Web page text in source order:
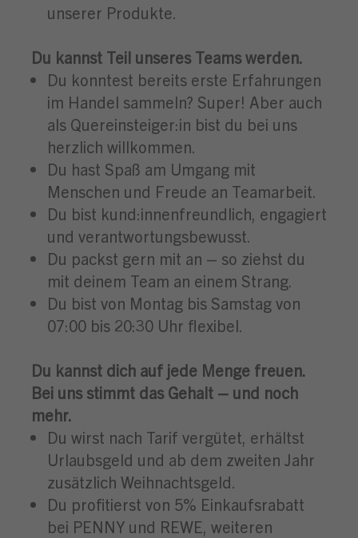
unserer Produkte.
Du kannst Teil unseres Teams werden.
Du konntest bereits erste Erfahrungen
im Handel sammeln? Super! Aber auch
als Quereinsteiger:in bist du bei uns
herzlich willkommen.
Du hast Spaß am Umgang mit
Menschen und Freude an Teamarbeit.
Du bist kund:innenfreundlich, engagiert
und verantwortungsbewusst.
Du packst gern mit an – so ziehst du
mit deinem Team an einem Strang.
Du bist von Montag bis Samstag von
07:00 bis 20:30 Uhr flexibel.
Du kannst dich auf jede Menge freuen.
Bei uns stimmt das Gehalt – und noch
mehr.
Du wirst nach Tarif vergütet, erhältst
Urlaubsgeld und ab dem zweiten Jahr
zusätzlich Weihnachtsgeld.
Du profitierst von 5% Einkaufsrabatt
bei PENNY und REWE, weiteren